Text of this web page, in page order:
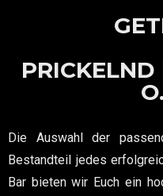
PRICKELND
Die Auswahl der
Bestandteil jedes
Bar bieten wir Euch ein